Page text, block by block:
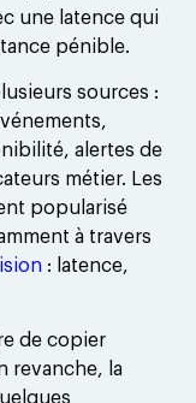
une latence qui
pénible.
sources :
alertes de
métier. Les
popularisé
à travers
: latence,
de copier
revanche, la